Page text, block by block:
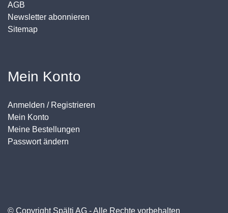
AGB
Newsletter abonnieren
Sitemap
Mein Konto
Anmelden / Registrieren
Mein Konto
Meine Bestellungen
Passwort ändern
© Copyright Spälti AG - Alle Rechte vorbehalten